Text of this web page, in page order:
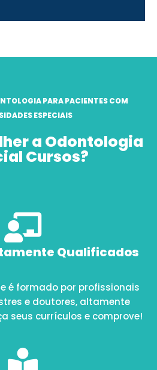
PARA PACIENTES COM
ESPECIAIS
a Odontologia
Cursos?
Qualificados
é formado por profissionais
e doutores, altamente
seus currículos e comprove!